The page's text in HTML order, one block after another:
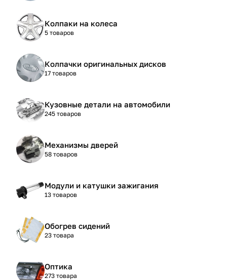
Колпаки на колеса
5 товаров
Колпачки оригинальных дисков
17 товаров
Кузовные детали на автомобили
245 товаров
Механизмы дверей
58 товаров
Модули и катушки зажигания
13 товаров
Обогрев сидений
23 товара
Оптика
273 товара